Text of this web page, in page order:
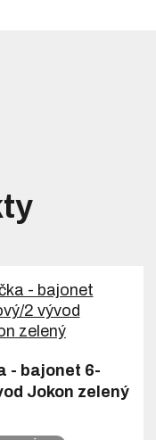
- bajonet 6-
Jokon zelený